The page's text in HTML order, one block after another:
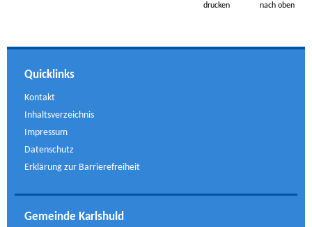
drucken nach oben
Quicklinks
Kontakt
Inhaltsverzeichnis
Impressum
Datenschutz
Erklärung zur Barrierefreiheit
Gemeinde Karlshuld